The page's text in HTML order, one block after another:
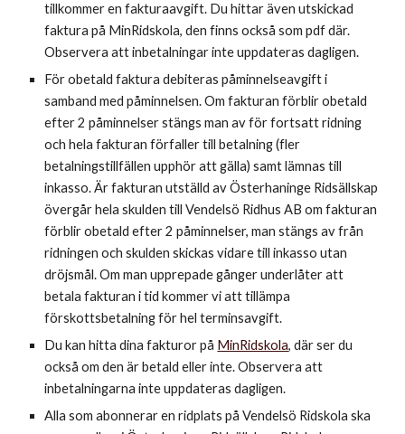
tillkommer en fakturaavgift. Du hittar även utskickad
faktura på MinRidskola, den finns också som pdf där.
Observera att inbetalningar inte uppdateras dagligen.
För obetald faktura debiteras påminnelseavgift i
samband medpåminnelsen. Om fakturanförblir obetald
efter 2 påminnelserstängs man av för fortsatt ridning
och hela fakturan förfaller till betalning (fler
betalningstillfällen upphör att gälla) samt lämnas till
inkasso. Är fakturan utställd av Österhaninge Ridsällskap
övergår hela skulden till Vendelsö Ridhus AB om fakturan
förblir obetald efter 2 påminnelser, man stängs av från
ridningen och skulden skickas vidare till inkasso utan
dröjsmål. Om man upprepade gånger underlåter att
betala fakturan i tid kommer vi att tillämpa
förskottsbetalning för hel terminsavgift.
Du kan hitta dina fakturor på MinRidskola, där ser du
också om den är betald eller inte. Observera att
inbetalningarna inte uppdateras dagligen.
Alla som abonnerar en ridplats på Vendelsö Ridskola ska